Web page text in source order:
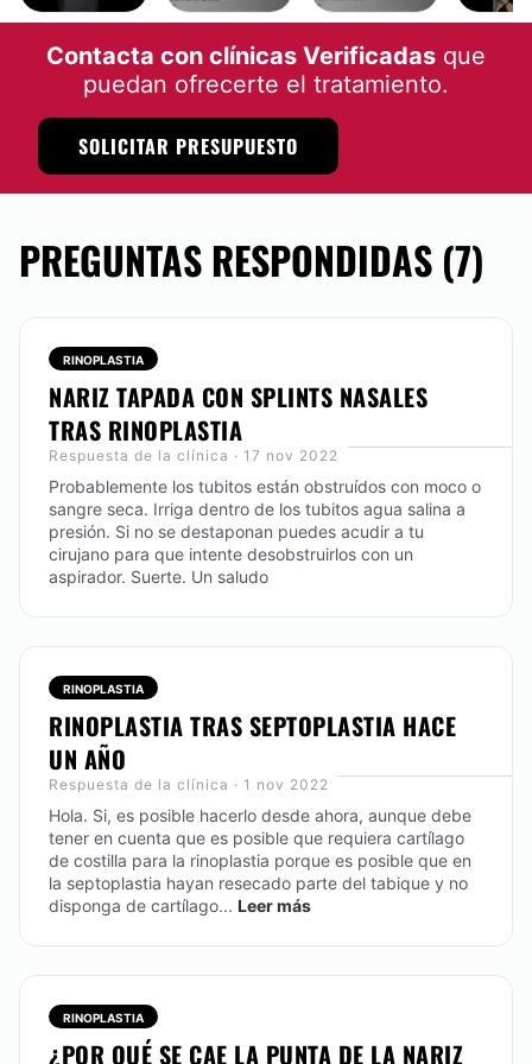
RINOPLASTIA RINOPLASTIA RINOPLASTIA
Contacta con clínicas Verificadas que
puedan ofrecerte el tratamiento.
SOLICITAR PRESUPUESTO
PREGUNTAS RESPONDIDAS (7)
RINOPLASTIA
NARIZ TAPADA CON SPLINTS NASALES
TRAS RINOPLASTIA
Respuesta de la clínica · 17 nov 2022
Probablemente los tubitos están obstruídos con moco o
sangre seca. Irriga dentro de los tubitos agua salina a
presión. Si no se destaponan puedes acudir a tu
cirujano para que intente desobstruirlos con un
aspirador. Suerte. Un saludo
RINOPLASTIA
RINOPLASTIA TRAS SEPTOPLASTIA HACE
UN AÑO
Respuesta de la clínica · 1 nov 2022
Hola. Si, es posible hacerlo desde ahora, aunque debe
tener en cuenta que es posible que requiera cartílago
de costilla para la rinoplastia porque es posible que en
la septoplastia hayan resecado parte del tabique y no
disponga de cartílago... Leer más
RINOPLASTIA
¿POR QUÉ SE CAE LA PUNTA DE LA NARIZ